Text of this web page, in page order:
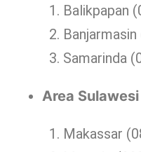
Balikpapan
Samarinda
Area Sulawesi
Makassar